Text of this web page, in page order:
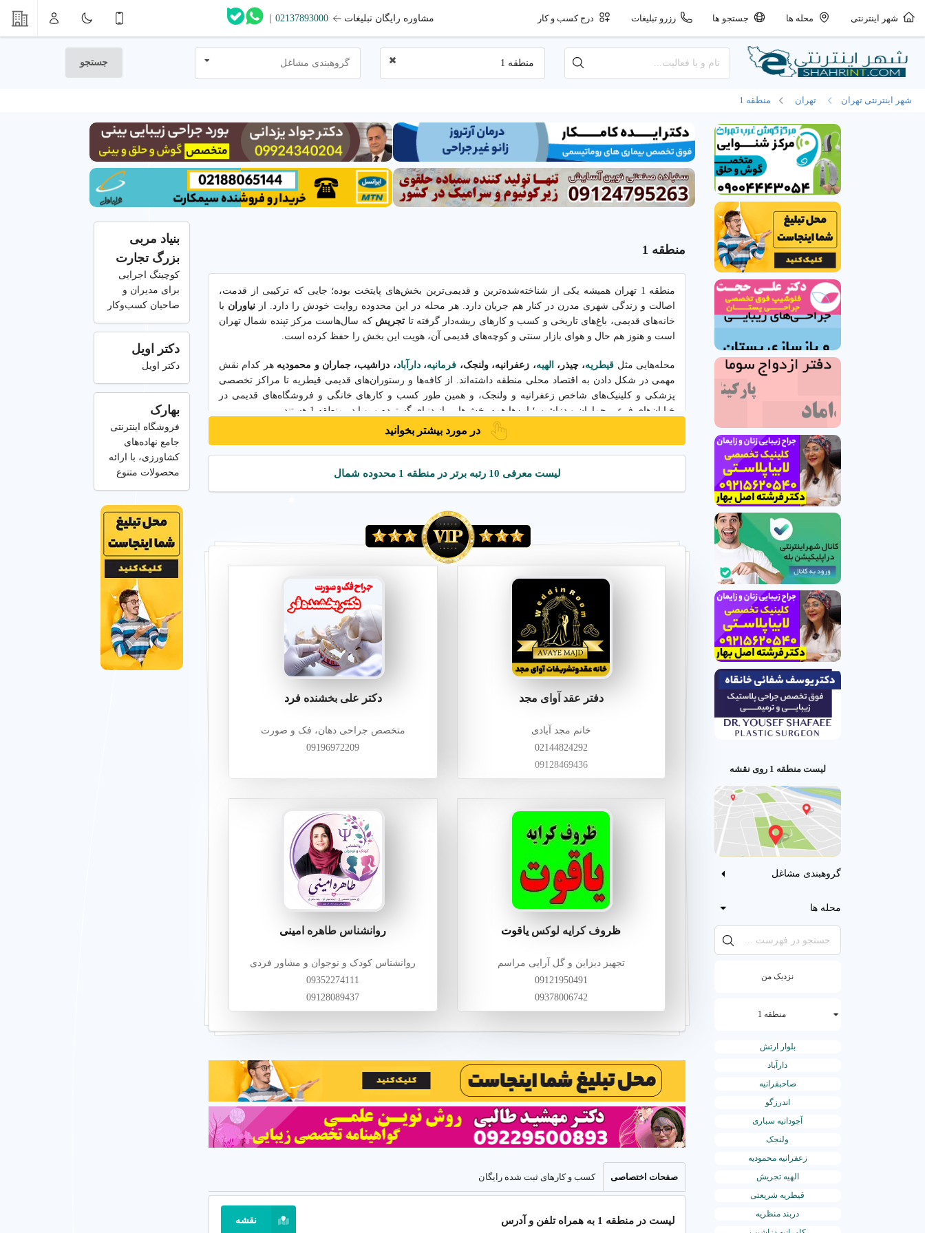
شهر اینترنتی محله ها جستجو ها رزرو تبلیغات درج کسب و کار مشاوره رایگان تبلیغات 02137893000
|
منطقه 1 گروهبندی مشاغل جستجو
شهر اینترنتی تهران تهران منطقه 1
لیست منطقه 1 روی نقشه
گروهبندی مشاغل
محله ها
نزدیک من
منطقه 1
بلوار ارتش
دارآباد
صاحبقرانیه
اندرزگو
آجودانیه سباری
ولنجک
زعفرانیه محمودیه
الهیه تجریش
قیطریه شریعتی
دربند منظریه
منطقه 1
منطقه 1 تهران همیشه یکی از شناخته‌شده‌ترین و قدیمی‌ترین بخش‌های پایتخت بوده؛ جایی که ترکیبی از قدمت،
اصالت و زندگی شهری مدرن در کنار هم جریان دارد. هر محله در این محدوده روایت خودش را دارد. از نیاوران با
خانه‌های قدیمی، باغ‌های تاریخی و کسب و کارهای ریشه‌دار گرفته تا تجریش که سال‌هاست مرکز تپنده شمال تهران
است و هنوز هم حال و هوای بازار سنتی و کوچه‌های قدیمی آن، هویت این بخش را حفظ کرده است.
محله‌هایی مثل قیطریه، چیذر، الهیه، زعفرانیه، ولنجک، فرمانیه،دارآباد، دزاشیب، جماران و محمودیه هر کدام نقش
مهمی در شکل دادن به اقتصاد محلی منطقه داشته‌اند. از کافه‌ها و رستوران‌های قدیمی قیطریه تا مراکز تخصصی
پزشکی و کلینیک‌های شاخص زعفرانیه و ولنجک، و همین طور کسب و کارهای خانگی و فروشگاه‌های قدیمی در
خیابان‌های فرعی جماران و دزاشیب؛ این‌ها همه بخش‌هایی از دنیای گسترده و پویا در منطقه 1 هستند.
در سال‌های اخیر بسیاری از مردم برای پیدا کردن بهترین کسب و کارهای منطقه 1
میان این همه سایت و پلتفرم مختلف، پیدا کردن یک مرجع دقیق و قابل اعتماد همیشه چالش بوده است. همین جا
به کار می‌آید.
، به ساده‌ترین شکل و در کوتاه‌ترین زمان پیدا کنید. کافی است نام محله را جستجو کنید تا
از نیاوران تا تجریش، از قیطریه تا الهیه و از دارآباد تا ولنجک، لیست کامل و دسته‌بندی‌شده‌ای از معتبرترین خدمات و
فروشگاه‌ها پیش روی شما قرار بگیرد.
دسترس‌تر و انتخاب‌های مردم را هوشمندانه‌تر می‌کند. چه ساکن این منطقه باشید و چه برای اولین بار قصد مراجعه
داشته باشید، شهر اینترنتی شما را به‌روز و دقیق راهنمایی می‌کند تا بهترین انتخاب‌ها را انجام دهید.
در منطقه‌ای با این قدمت، این تنوع محلات و این حجم از کسب و کارهای فعال، داشتن یک مرجع معتبر مثل
کمک می‌کند مردم سریع‌تر، صحیح‌تر و با اعتماد بیشتر تصمیم بگیرند. همین تجربه کاربری هوشمند
است که باعث شده بسیاری از کاربران، شهر اینترنتی را به عنوان
مرجع کشف کسب و کار های منطقه 1 تهران
در مورد بیشتر بخوانید
لیست معرفی 10 رتبه برتر در منطقه 1 محدوده شمال
دفتر عقد آوای مجد
خانم مجد آبادی
02144824292
09128469436
دکتر علی بخشنده فرد
متخصص جراحی دهان، فک و صورت
09196972209
ظروف کرایه لوکس یاقوت
تجهیز دیزاین و گل آرایی مراسم
09121950491
09378006742
روانشناس طاهره امینی
روانشناس کودک و نوجوان و مشاور فردی
09352274111
09128089437
صفحات اختصاصی کسب و کارهای ثبت شده رایگان
لیست در منطقه 1 به همراه تلفن و آدرس نقشه
بنیاد مربی
بزرگ تجارت
کوچینگ اجرایی
برای مدیران و
صاحبان کسب‌وکار
دکتر اویل
دکتر اویل
بهارک
فروشگاه اینترنتی
جامع نهاده‌های
کشاورزی، با ارائه
محصولات متنوع
خدمات شهر اینترنتی